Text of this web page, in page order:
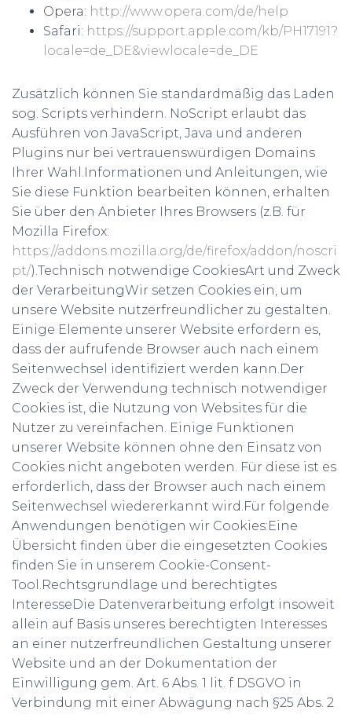
Opera: http://www.opera.com/de/help
Safari: https://support.apple.com/kb/PH17191?
locale=de_DE&viewlocale=de_DE
Zusätzlich können Sie standardmäßig das Laden
sog. Scripts verhindern. NoScript erlaubt das
Ausführen von JavaScript, Java und anderen
Plugins nur bei vertrauenswürdigen Domains
Ihrer Wahl.Informationen und Anleitungen, wie
Sie diese Funktion bearbeiten können, erhalten
Sie über den Anbieter Ihres Browsers (z.B. für
Mozilla Firefox:
https://addons.mozilla.org/de/firefox/addon/noscri
pt/).Technisch notwendige CookiesArt und Zweck
der VerarbeitungWir setzen Cookies ein, um
unsere Website nutzerfreundlicher zu gestalten.
Einige Elemente unserer Website erfordern es,
dass der aufrufende Browser auch nach einem
Seitenwechsel identifiziert werden kann.Der
Zweck der Verwendung technisch notwendiger
Cookies ist, die Nutzung von Websites für die
Nutzer zu vereinfachen. Einige Funktionen
unserer Website können ohne den Einsatz von
Cookies nicht angeboten werden. Für diese ist es
erforderlich, dass der Browser auch nach einem
Seitenwechsel wiedererkannt wird.Für folgende
Anwendungen benötigen wir Cookies:Eine
Übersicht finden über die eingesetzten Cookies
finden Sie in unserem Cookie-Consent-
Tool.Rechtsgrundlage und berechtigtes
InteresseDie Datenverarbeitung erfolgt insoweit
allein auf Basis unseres berechtigten Interesses
an einer nutzerfreundlichen Gestaltung unserer
Website und an der Dokumentation der
Einwilligung gem. Art. 6 Abs. 1 lit. f DSGVO in
Verbindung mit einer Abwägung nach §25 Abs. 2